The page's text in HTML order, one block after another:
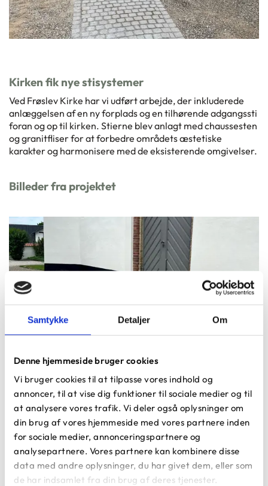
Samtykke Detaljer Om
Denne hjemmeside bruger cookies
Vi bruger cookies til at tilpasse vores indhold og
annoncer, til at vise dig funktioner til sociale medier og til
at analysere vores trafik. Vi deler også oplysninger om
din brug af vores hjemmeside med vores partnere inden
for sociale medier, annonceringspartnere og
analysepartnere. Vores partnere kan kombinere disse
data med andre oplysninger, du har givet dem, eller som
de har indsamlet fra din brug af deres tjenester.
Kirken fik nye stisystemer
Ved Frøslev Kirke har vi udført arbejde, der inkluderede
anlæggelsen af en ny forplads og en tilhørende adgangssti
foran og op til kirken. Stierne blev anlagt med chaussesten
og granitfliser for at forbedre områdets æstetiske
karakter og harmonisere med de eksisterende omgivelser.
Billeder fra projektet
Fakta om anlægsprojektet
Udført for: Frøslev Sogns Menighedsråd
Rådgiver:
AART